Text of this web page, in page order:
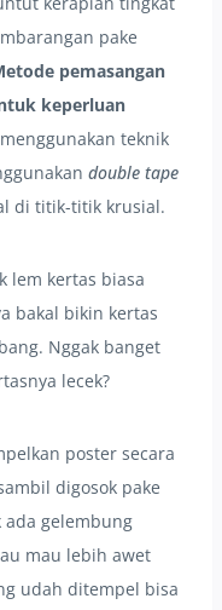
pake
pemasangan
keperluan
teknik
double tape
di titik-titik krusial.
lem kertas biasa
bakal bikin kertas
Nggak banget
lecek?
poster secara
digosok pake
ada gelembung
mau lebih awet
udah ditempel bisa